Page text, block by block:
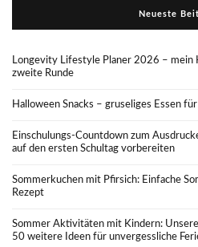
Neueste
Longevity Lifestyle Planer 2026 – mein
zweite Runde
Halloween Snacks – gruseliges Essen
Einschulungs-Countdown zum
auf den ersten Schultag vorbereiten
Sommerkuchen mit Pfirsich: Einfache
Rezept
Sommer Aktivitäten mit Kindern:
50 weitere Ideen für unvergessliche